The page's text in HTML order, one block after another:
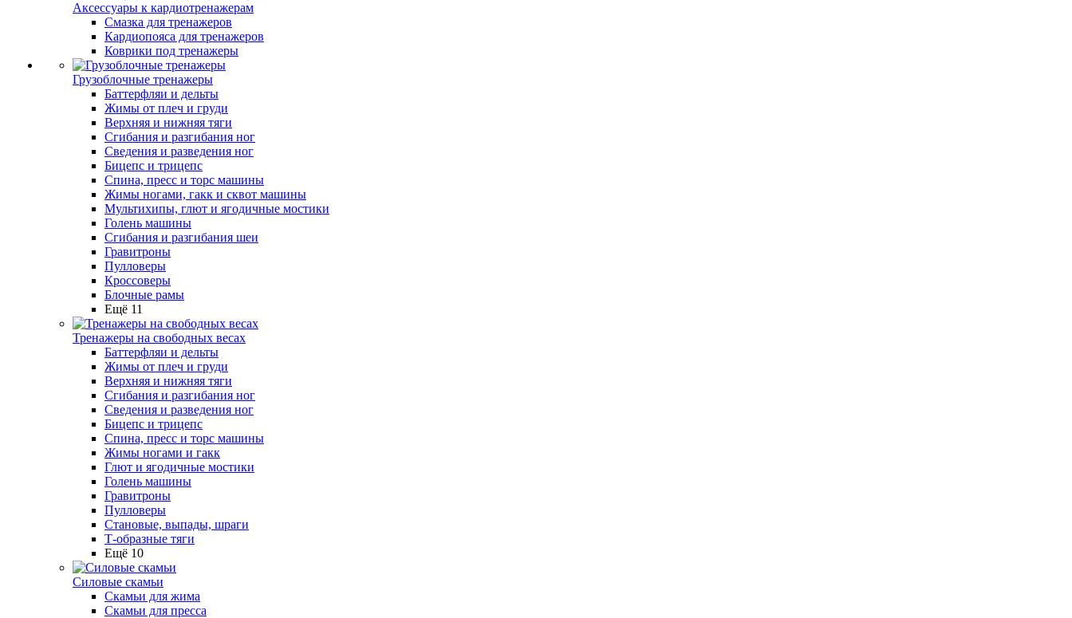
Аксессуары к кардиотренажерам
Смазка для тренажеров
Кардиопояса для тренажеров
Коврики под тренажеры
Грузоблочные тренажеры
Баттерфляи и дельты
Жимы от плеч и груди
Верхняя и нижняя тяги
Сгибания и разгибания ног
Сведения и разведения ног
Бицепс и трицепс
Спина, пресс и торс машины
Жимы ногами, гакк и сквот машины
Мультихипы, глют и ягодичные мостики
Голень машины
Сгибания и разгибания шеи
Гравитроны
Пулловеры
Кроссоверы
Блочные рамы
Ещё 11
Тренажеры на свободных весах
Баттерфляи и дельты
Жимы от плеч и груди
Верхняя и нижняя тяги
Сгибания и разгибания ног
Сведения и разведения ног
Бицепс и трицепс
Спина, пресс и торс машины
Жимы ногами и гакк
Глют и ягодичные мостики
Голень машины
Гравитроны
Пулловеры
Становые, выпады, шраги
Т-образные тяги
Ещё 10
Силовые скамьи
Скамьи для жима
Скамьи для пресса